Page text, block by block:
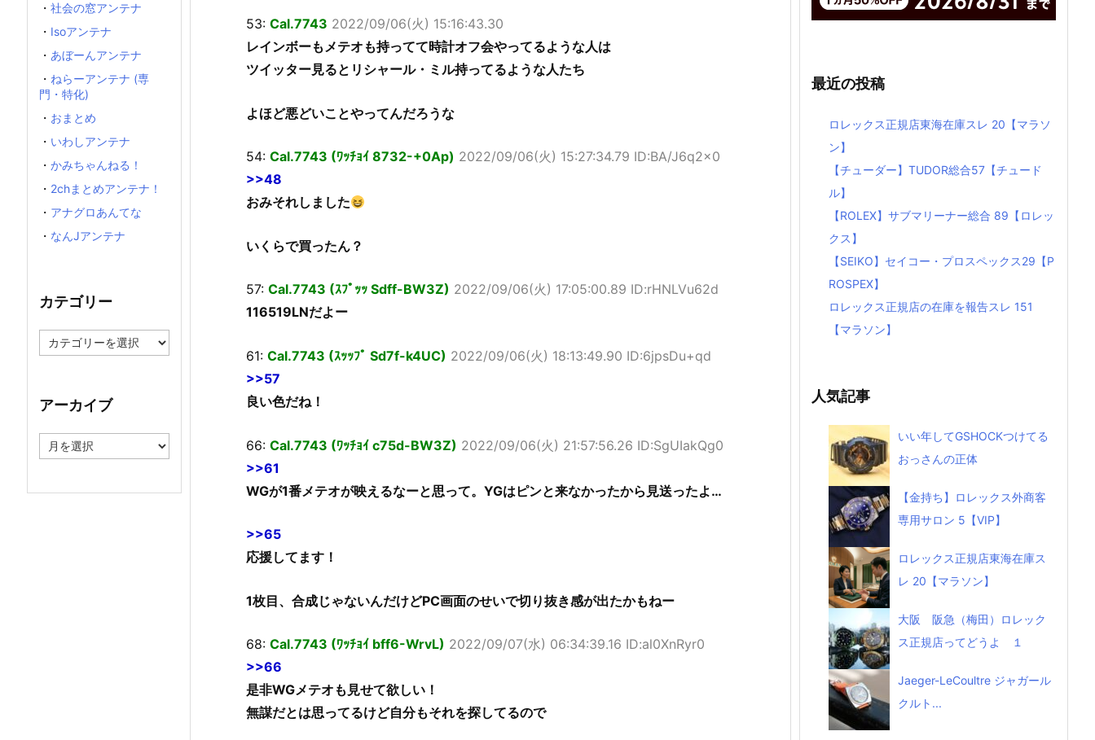
53: Cal.7743 2022/09/06(火) 15:16:43.30
レインボーもメテオも持ってて時計オフ会やってるような人は
ツイッター見るとリシャール・ミル持ってるような人たち
よほど悪どいことやってんだろうな
54: Cal.7743 (ﾜｯﾁｮｲ 8732-+0Ap) 2022/09/06(火) 15:27:34.79 ID:BA/J6q2x0
>>48
おみそれしました
いくらで買ったん？
57: Cal.7743 (ｽﾌﾟｯｯ Sdff-BW3Z) 2022/09/06(火) 17:05:00.89 ID:rHNLVu62d
116519LNだよー
61: Cal.7743 (ｽｯｯﾌﾟ Sd7f-k4UC) 2022/09/06(火) 18:13:49.90 ID:6jpsDu+qd
>>57
良い色だね！
66: Cal.7743 (ﾜｯﾁｮｲ c75d-BW3Z) 2022/09/06(火) 21:57:56.26 ID:SgUIakQg0
>>61
WGが1番メテオが映えるなーと思って。YGはピンと来なかったから見送ったよ…
>>65
応援してます！
1枚目、合成じゃないんだけどPC画面のせいで切り抜き感が出たかもねー
68: Cal.7743 (ﾜｯﾁｮｲ bff6-WrvL) 2022/09/07(水) 06:34:39.16 ID:al0XnRyr0
>>66
是非WGメテオも見せて欲しい！
無謀だとは思ってるけど自分もそれを探してるので
・ 社会の窓アンテナ
・ Isoアンテナ
・ あぼーんアンテナ
・ ねらーアンテナ (専
門・特化)
・ おまとめ
・ いわしアンテナ
・ かみちゃんねる！
・ 2chまとめアンテナ！
・ アナグロあんてな
・ なんJアンテナ
カテゴリー
テ
ー
アーカイブ
ー
最近の投稿
ロレックス正規店東海在庫スレ 20【マラソ
ン】
【チューダー】TUDOR総合57【チュード
ル】
【ROLEX】サブマリーナー総合 89【ロレッ
クス】
【SEIKO】セイコー・プロスペックス29【P
ROSPEX】
ロレックス正規店の在庫を報告スレ 151
【マラソン】
人気記事
いい年してGSHOCKつけてる
おっさんの正体
【金持ち】ロレックス外商客
専用サロン 5【VIP】
ロレックス正規店東海在庫ス
レ 20【マラソン】
大阪 阪急（梅田）ロレック
ス正規店ってどうよ １
Jaeger-LeCoultre ジャガール
クルト...